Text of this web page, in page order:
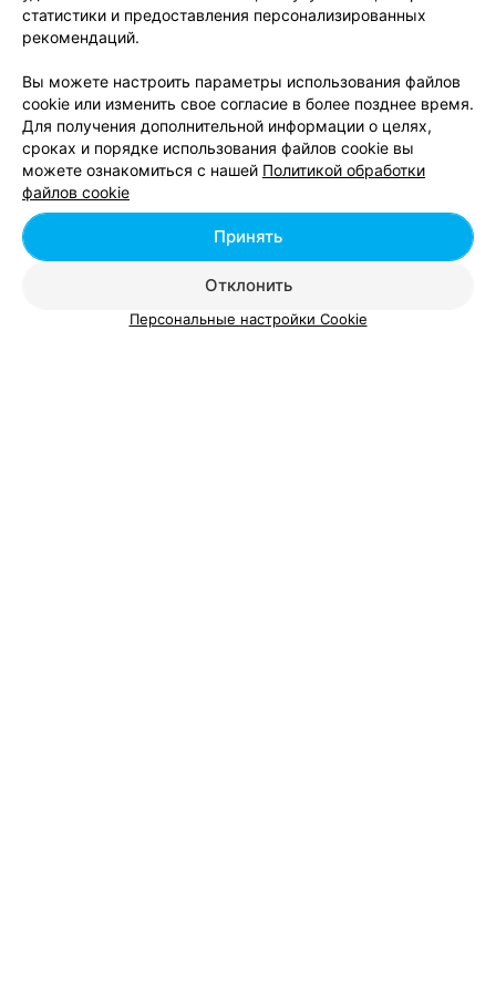
Вам будет интересно
Гипермаркеты возле метро Михалово в Минске
Гипермаркеты возле метро Могилевская в
Минске
Гипермаркеты возле метро Молодежная в
статистики и предоставления персонализированных
рекомендаций.
Вы можете настроить параметры использования файлов
cookie или изменить свое согласие в более позднее время.
Для получения дополнительной информации о целях,
сроках и порядке использования файлов cookie вы
можете ознакомиться с нашей Политикой обработки
файлов cookie
Отклонить
Принять
Персональные настройки Cookie